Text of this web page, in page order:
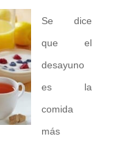
Se dice
que el
desayuno
es la
comida
más